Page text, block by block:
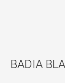
BADIA